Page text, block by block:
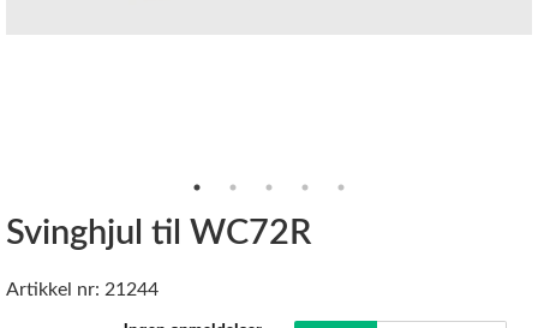
Svinghjul til WC72R
Artikkel nr: 21244